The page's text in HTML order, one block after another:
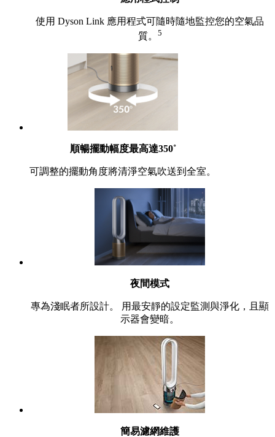
使用 Dyson Link 應用程式可隨時隨地監控您的空氣品
質。 5
順暢擺動幅度最高達350˚
可調整的擺動角度將清淨空氣吹送到全室。
夜間模式
專為淺眠者所設計。 用最安靜的設定監測與淨化，且顯
示器會變暗。
簡易濾網維護